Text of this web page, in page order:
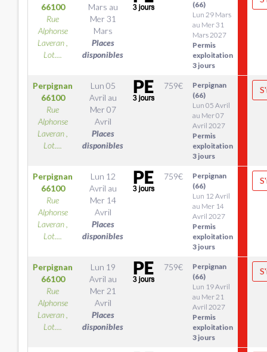
66100
Rue
Alphonse
Laveran ,
Lot....
Mars au
Mer 31
Mars
Places
disponibles
(66)
Lun 29 Mars
au Mer 31
Mars 2027
Permis
exploitation
3 jours
Perpignan
66100
Rue
Alphonse
Laveran ,
Lot....
Lun 05
Avril au
Mer 07
Avril
Places
disponibles
759€
Perpignan
(66)
Lun 05 Avril
au Mer 07
Avril 2027
Permis
exploitation
3 jours
Perpignan
66100
Rue
Alphonse
Laveran ,
Lot....
Lun 12
Avril au
Mer 14
Avril
Places
disponibles
759€
Perpignan
(66)
Lun 12 Avril
au Mer 14
Avril 2027
Permis
exploitation
3 jours
Perpignan
66100
Rue
Alphonse
Laveran ,
Lot....
Lun 19
Avril au
Mer 21
Avril
Places
disponibles
759€
Perpignan
(66)
Lun 19 Avril
au Mer 21
Avril 2027
Permis
exploitation
3 jours